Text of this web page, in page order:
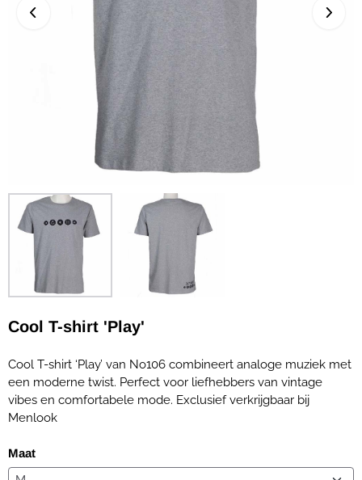
Cool T-shirt 'Play'
Cool T-shirt ‘Play’ van No106 combineert analoge muziek met
een moderne twist. Perfect voor liefhebbers van vintage
vibes en comfortabele mode. Exclusief verkrijgbaar bij
Menlook
Maat